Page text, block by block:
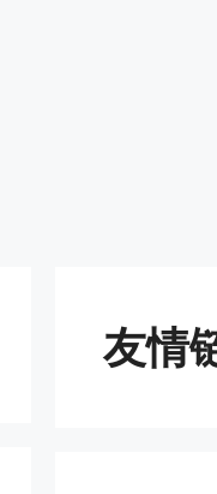
友情